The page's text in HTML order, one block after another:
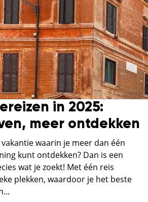
in 2025:
meer ontdekken
waarin je meer dan één
kunt ontdekken? Dan is een
wat je zoekt! Met één reis
plekken, waardoor je het beste